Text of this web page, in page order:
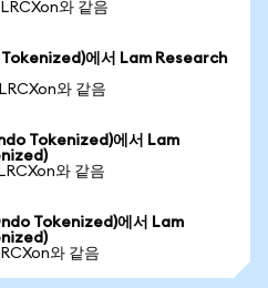
와 같음
에서 Lam Research
와 같음
Tokenized)에서 Lam
와 같음
Tokenized)에서 Lam
와 같음